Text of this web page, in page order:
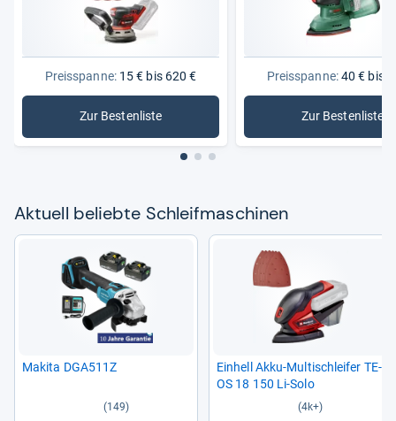
Preisspanne:15 € bis 620 €
Zur Bestenliste: Schleifmaschinen
Preisspanne:40 € bis
Zur Bestenliste
: Bosch
Aktu­ell beliebte Schleif­ma­schi­nen
Makita DGA511Z
(149)
Ein­hell Akku-​Mul­tischlei­fer TE-​
OS 18 150 Li-​Solo
(4k+)